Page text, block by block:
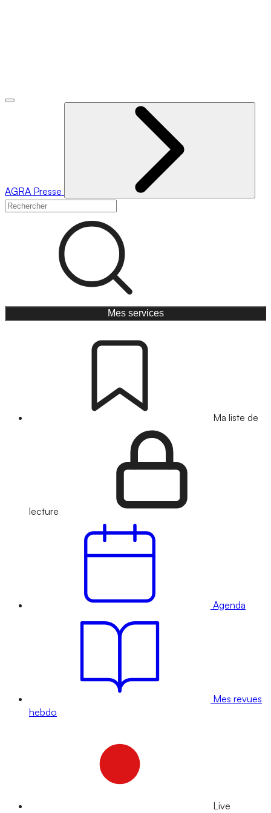
AGRA Presse
Mes services
Ma liste de
lecture
Agenda
Mes revues
hebdo
Live